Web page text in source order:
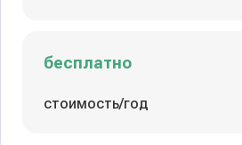
бесплатно
стоимость/год